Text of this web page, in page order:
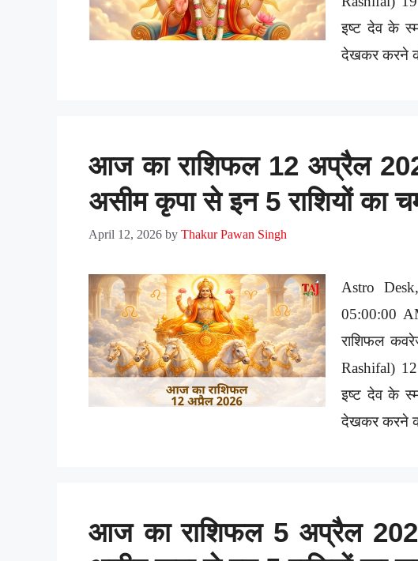
इष्ट देव के
देखकर करने
आज का राशिफल 12 अप्रैल
असीम कृपा से इन 5 राशियों का
April 12, 2026 by Thakur Pawan Singh
Astro
05:00:00
राशिफल
Rashifal)
इष्ट देव के
देखकर करने
आज का राशिफल 5 अप्रैल